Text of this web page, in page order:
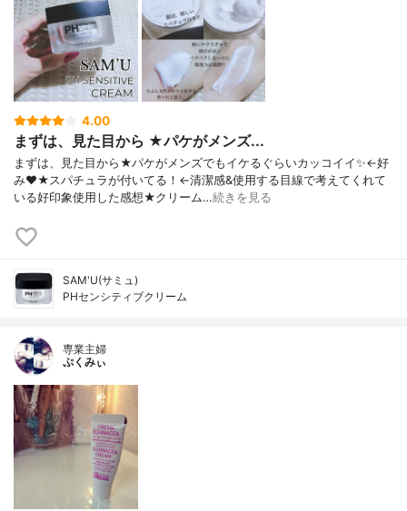
4.00
まずは、見た目から ★パケがメンズ...
まずは、見た目から★パケがメンズでもイケるぐらいカッコイイ✨←好
み❤★スパチュラが付いてる！←清潔感&使用する目線で考えてくれて
いる好印象使用した感想★クリーム…続きを見る
SAM'U(サミュ)
PHセンシティブクリーム
専業主婦
ぷくみぃ